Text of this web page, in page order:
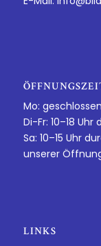
Mo: geschlossen
Di-Fr: 10–18
Sa: 10–15 Uhr
unserer
LINKS